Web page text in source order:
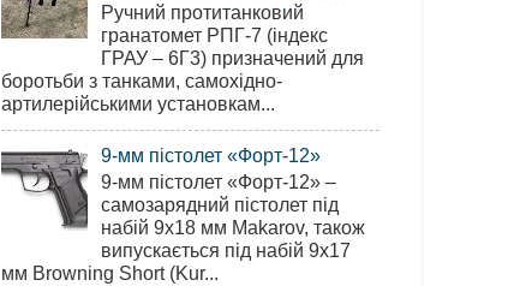
Ручний протитанковий
гранатомет РПГ-7 (індекс
ГРАУ – 6Г3) призначений для
боротьби з танками, самохідно-
артилерійськими установкам...
9-мм пістолет «Форт-12»
9-мм пістолет «Форт-12» –
самозарядний пістолет під
набій 9х18 мм Makarov, також
випускається під набій 9х17
мм Browning Short (Kur...